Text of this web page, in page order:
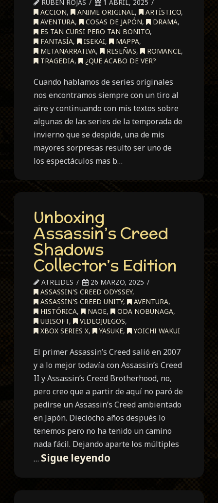
RUBEN ROJAS
1 ABRIL, 2025
ACCION, ANIME ORIGINAL, ARTÍSTICO,
AVENTURA, COSAS DE JAPÓN, DRAMA,
ES TAN CURSI PERO TAN BONITO,
FANTASÍA, ISEKAI, MAPPA,
METANARRATIVA, RESEÑAS, ROMANCE,
TRAGEDIA, ¿QUE ACABO DE VER?
Cuando hablamos de series originales
nos encontramos siempre con un tiro al
aire y continuando con mis textos sobre
algunas de las series de la temporada de
invierno que se despide, una de mis
mayores sorpresas resulto ser uno de
los espectáculos mas b…
Unboxing
Assassin’s Creed
Shadows
Collector’s Edition
ATREIDES
26 MARZO, 2025
ASSASSIN'S CREED ODYSSEY,
ASSASSIN'S CREED UNITY, AVENTURA,
HISTÓRICA, NAOE, ODA NOBUNAGA,
UBISOFT, VIDEOJUEGOS,
XBOX SERIES X, YASUKE, YOICHI WAKUI
El primer Assassin’s Creed salió en 2007
y a lo mejor todavía con Assassin’s Creed
II y Assassin’s Creed Brotherhood, no,
pero creo que a partir de aquí no paró de
pedirse un Assassin’s Creed ambientado
en Japón. Dieciocho años después lo
tenemos pero no ha tenido un camino
nada fácil. Dejando aparte los múltiples
… Sigue leyendo